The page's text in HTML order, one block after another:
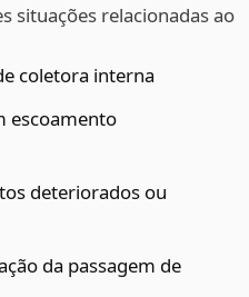
situações relacionadas ao
coletora interna
escoamento
deteriorados ou
da passagem de